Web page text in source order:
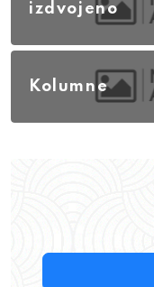
izdvojeno
Kolumne